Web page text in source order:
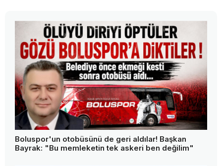
Boluspor'un otobüsünü de geri aldılar! Başkan
Bayrak: "Bu memleketin tek askeri ben değilim"